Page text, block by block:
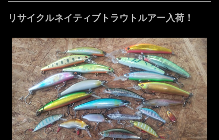
リサイクルネイティブトラウトルアー入荷！